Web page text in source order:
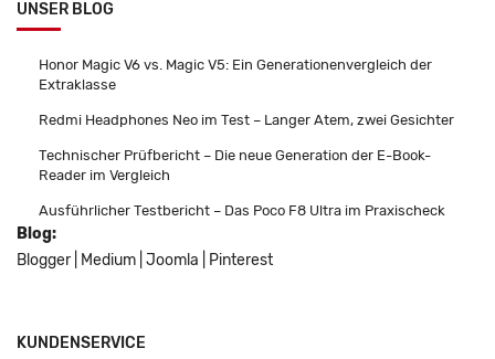
UNSER BLOG
Honor Magic V6 vs. Magic V5: Ein Generationenvergleich der
Extraklasse
Redmi Headphones Neo im Test – Langer Atem, zwei Gesichter
Technischer Prüfbericht – Die neue Generation der E-Book-
Reader im Vergleich
Ausführlicher Testbericht – Das Poco F8 Ultra im Praxischeck
Blog:
Blogger
Medium Joomla Pinterest
KUNDENSERVICE